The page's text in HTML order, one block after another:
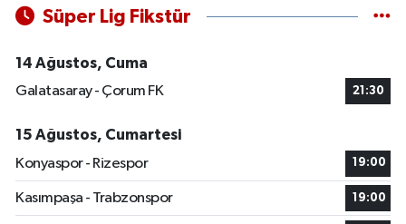
Süper Lig Fikstür
14 Ağustos, Cuma
Galatasaray - Çorum FK
21:30
15 Ağustos, Cumartesi
Konyaspor - Rizespor
19:00
Kasımpaşa - Trabzonspor 19:00